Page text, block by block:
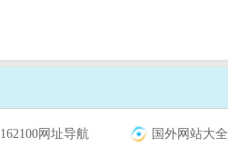
162100网址导航 国外网站大全